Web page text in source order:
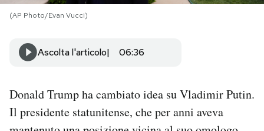
I MIEI PREFERITI
SHOP
(AP Photo/Evan Vucci)
Ascolta l'articolo 06:36
Donald Trump ha cambiato idea su Vladimir Putin.
Il presidente statunitense, che per anni aveva